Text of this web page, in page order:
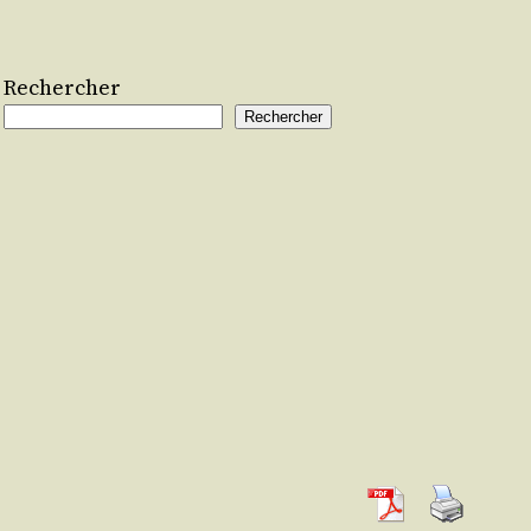
Rechercher
Rechercher